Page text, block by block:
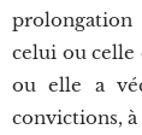
prolongation
celui ou celle
ou elle a
convictions, à